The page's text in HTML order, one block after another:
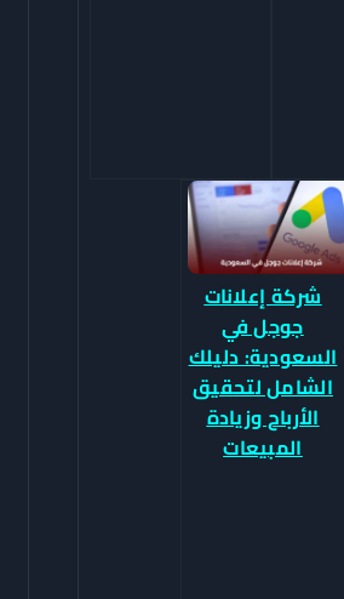
شركة إعلانات
جوجل في
السعودية: دليلك
الشامل لتحقيق
الأرباح وزيادة
المبيعات